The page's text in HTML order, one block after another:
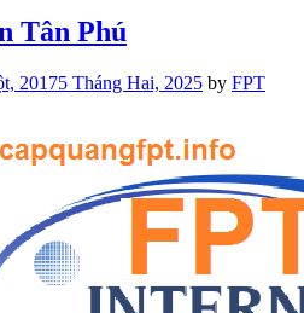
Tân Phú
20175 Tháng Hai, 2025 by FPT